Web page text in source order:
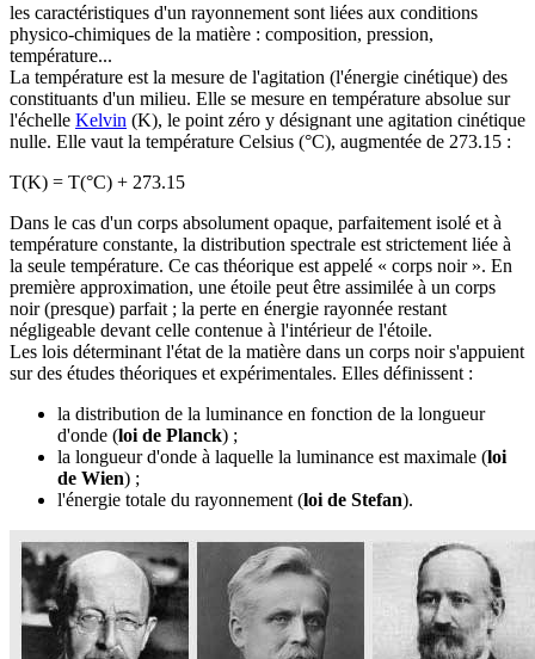
les caractéristiques d'un rayonnement sont liées aux conditions
physico-chimiques de la matière : composition, pression,
température...
La température est la mesure de l'agitation (l'énergie cinétique) des
constituants d'un milieu. Elle se mesure en température absolue sur
l'échelle Kelvin (K), le point zéro y désignant une agitation cinétique
nulle. Elle vaut la température Celsius (°C), augmentée de 273.15 :
T(K) = T(°C) + 273.15
Dans le cas d'un corps absolument opaque, parfaitement isolé et à
température constante, la distribution spectrale est strictement liée à
la seule température. Ce cas théorique est appelé « corps noir ». En
première approximation, une étoile peut être assimilée à un corps
noir (presque) parfait ; la perte en énergie rayonnée restant
négligeable devant celle contenue à l'intérieur de l'étoile.
Les lois déterminant l'état de la matière dans un corps noir s'appuient
sur des études théoriques et expérimentales. Elles définissent :
la distribution de la luminance en fonction de la longueur
d'onde (loi de Planck) ;
la longueur d'onde à laquelle la luminance est maximale (loi
de Wien) ;
l'énergie totale du rayonnement (loi de Stefan).